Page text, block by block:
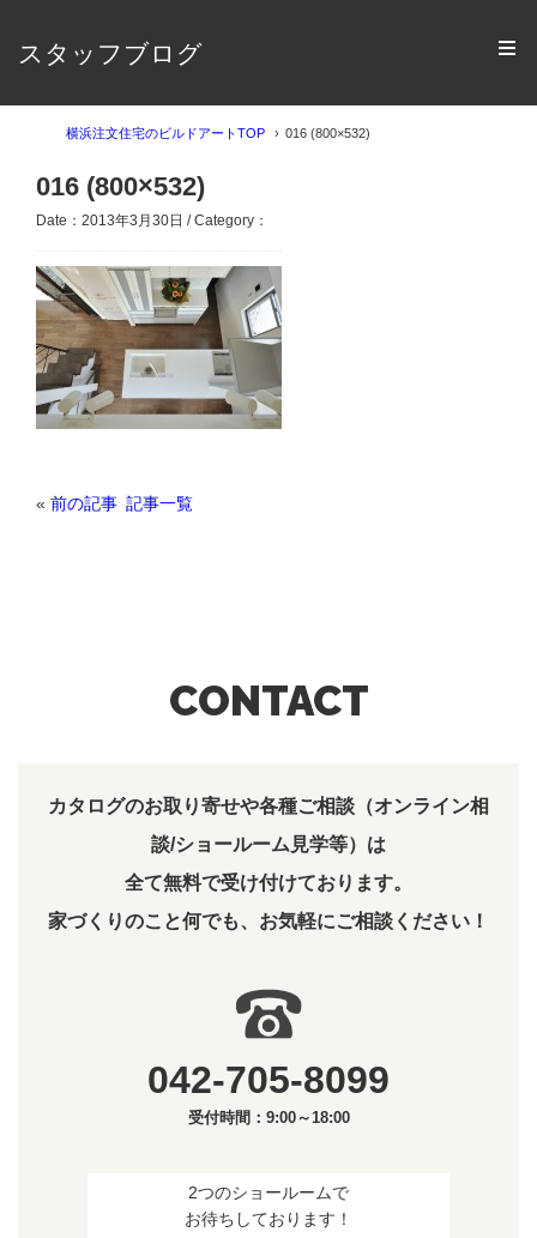
スタッフブログ
横浜注文住宅のビルドアートTOP 016 (800×532)
016 (800×532)
Date：2013年3月30日 / Category：
記事一覧
« 前の記事
CONTACT
カタログのお取り寄せや各種ご相談（オンライン相
談/ショールーム見学等）は
全て無料で受け付けております。
家づくりのこと何でも、お気軽にご相談ください！
042-705-8099
受付時間：9:00～18:00
2つのショールームで
お待ちしております！